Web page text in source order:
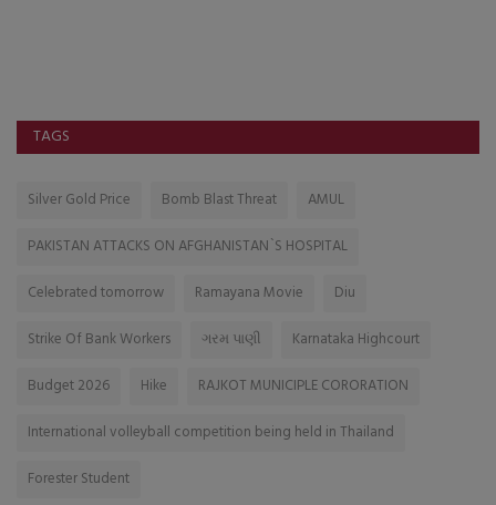
TAGS
Silver Gold Price Bomb Blast Threat
AMUL
PAKISTAN ATTACKS ON AFGHANISTAN`S HOSPITAL
Celebrated tomorrow
Ramayana Movie
Diu
Strike Of Bank Workers
ગરમ પાણી
Karnataka Highcourt
Budget 2026
Hike
RAJKOT MUNICIPLE CORORATION
International volleyball competition being held in Thailand
Forester Student